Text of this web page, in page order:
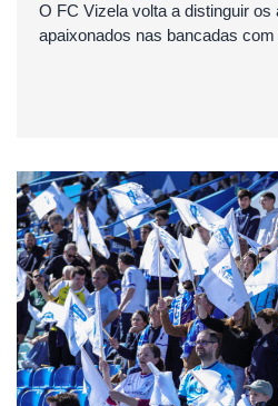
O FC Vizela volta a distinguir os
apaixonados nas bancadas